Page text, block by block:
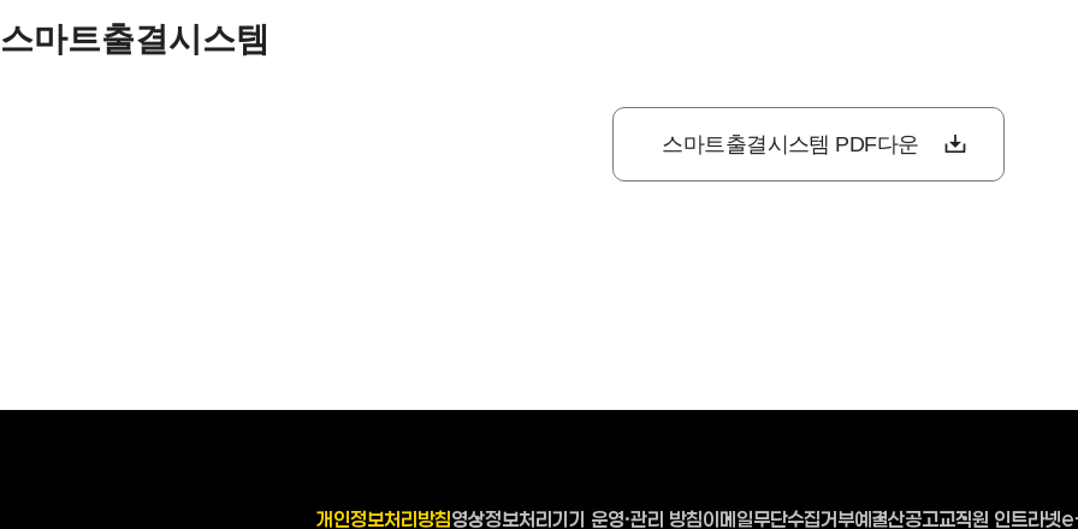
스마트출결시스템
스마트출결시스템 PDF다운
개인정보처리방침영상정보처리기기 운영·관리 방침이메일무단수집거부예결산공고교직원 인트라넷